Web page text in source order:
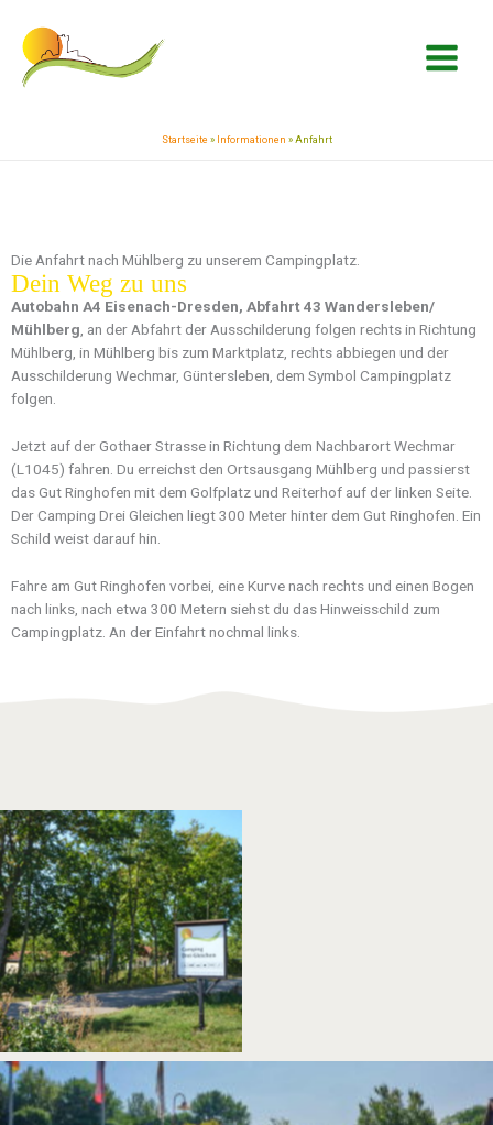
springen
Inhalt
springen
Startseite » Informationen » Anfahrt
Die Anfahrt nach Mühlberg zu unserem Campingplatz.
Dein Weg zu uns
Autobahn A4 Eisenach-Dresden, Abfahrt 43 Wandersleben/
Mühlberg , an der Abfahrt der Ausschilderung folgen rechts in Richtung
Mühlberg, in Mühlberg bis zum Marktplatz, rechts abbiegen und der
Ausschilderung Wechmar, Güntersleben, dem Symbol Campingplatz
folgen.
Jetzt auf der Gothaer Strasse in Richtung dem Nachbarort Wechmar
(L1045) fahren. Du erreichst den Ortsausgang Mühlberg und passierst
das Gut Ringhofen mit dem Golfplatz und Reiterhof auf der linken Seite.
Der Camping Drei Gleichen liegt 300 Meter hinter dem Gut Ringhofen. Ein
Schild weist darauf hin.
Fahre am Gut Ringhofen vorbei, eine Kurve nach rechts und einen Bogen
nach links, nach etwa 300 Metern siehst du das Hinweisschild zum
Campingplatz. An der Einfahrt nochmal links.
Anfahrt zum Campingplatz Drei
Gleichen in Thüringen und das
Willkommen-Schild.